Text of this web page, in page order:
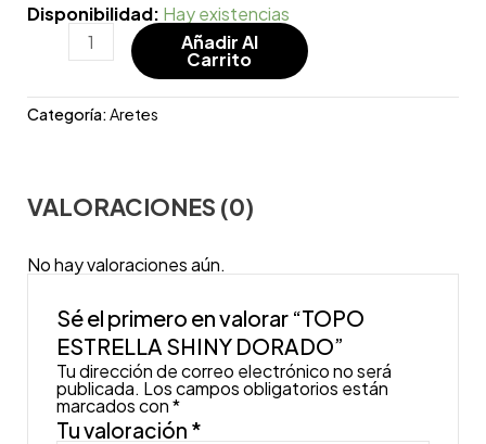
Disponibilidad: Hay existencias
Añadir Al
Carrito
Categoría:Aretes
VALORACIONES (0)
No hay valoraciones aún.
Sé el primero en valorar “TOPO
ESTRELLA SHINY DORADO”
Tu dirección de correo electrónico no será
publicada. Los campos obligatorios están
marcados con*
Tu valoración *